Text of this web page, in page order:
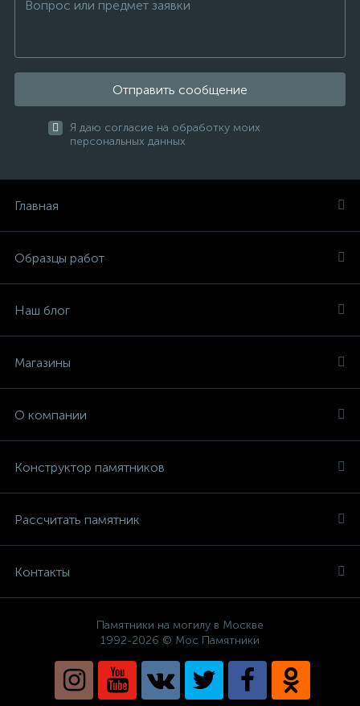
Отправить сообщение
Я даю согласие на обработку моих
персональных данных
Главная
Образцы работ
Наш блог
Магазины
О компании
Конструктор памятников
Рассчитать памятник
Контакты
Памятники на могилу в Москве
1992-2026 © Мос Памятники